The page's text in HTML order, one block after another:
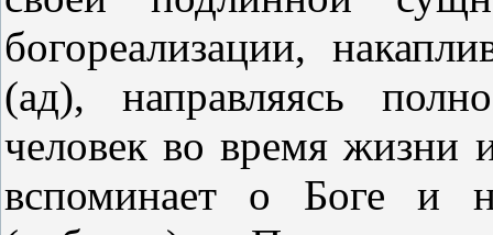
богореализации,
(ад), направляясь
человек во время жизни
вспоминает о Боге и